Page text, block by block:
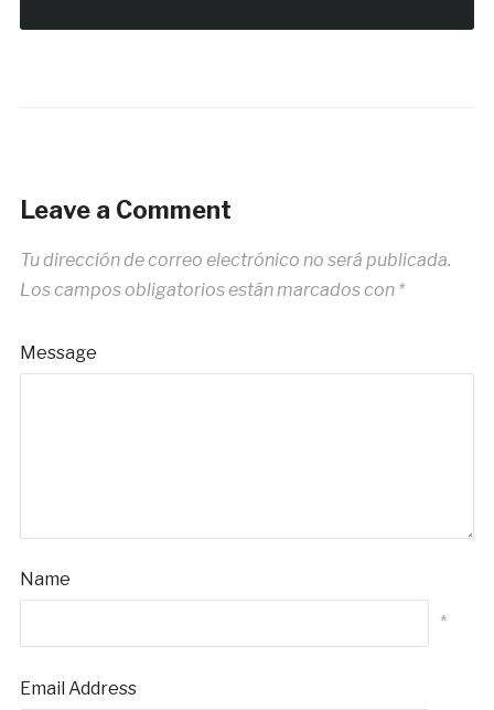
Leave a Comment
Tu dirección de correo electrónico no será publicada.
Los campos obligatorios están marcados con *
Message
Name
*
Email Address